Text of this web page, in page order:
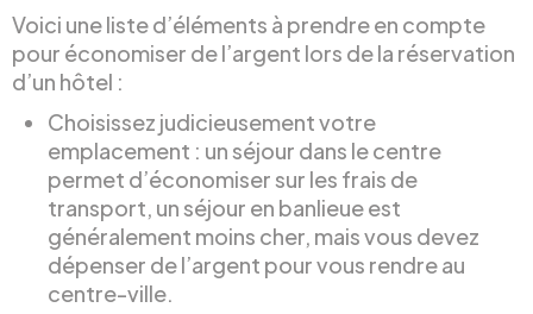
Voici une liste d’éléments à prendre en compte
pour économiser de l’argent lors de la réservation
d’un hôtel :
Choisissez judicieusement votre
emplacement : un séjour dans le centre
permet d’économiser sur les frais de
transport, un séjour en banlieue est
généralement moins cher, mais vous devez
dépenser de l’argent pour vous rendre au
centre-ville.